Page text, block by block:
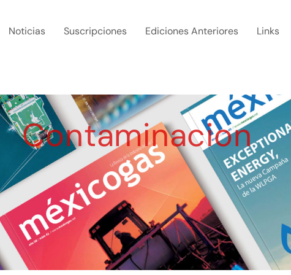
Noticias Suscripciones Ediciones Anteriores Links
Contaminacion